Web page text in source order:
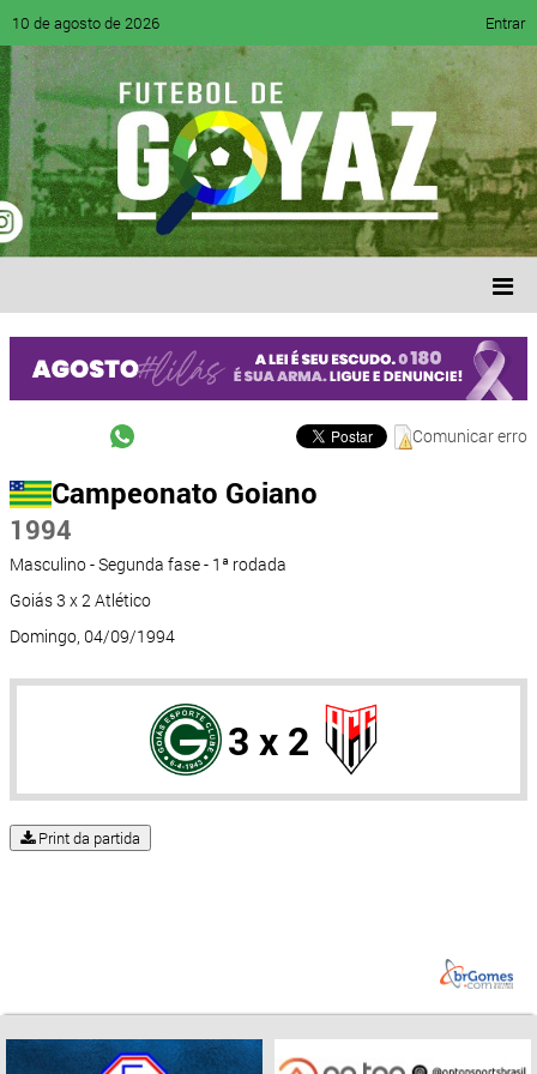
10 de agosto de 2026 Entrar
Comunicar erro
Campeonato Goiano
1994
Masculino - Segunda fase - 1ª rodada
Goiás 3 x 2 Atlético
Domingo, 04/09/1994
3 x 2
Print da partida